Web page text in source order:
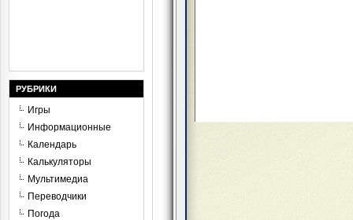
РУБРИКИ
Игры
Информационные
Календарь
Калькуляторы
Мультимедиа
Переводчики
Погода